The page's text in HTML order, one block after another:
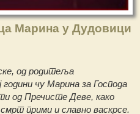
Марина у Дудовици
од родитеља
години чу Марина за Господа
од Пречисте Деве, како
прими и славно васкрсе.